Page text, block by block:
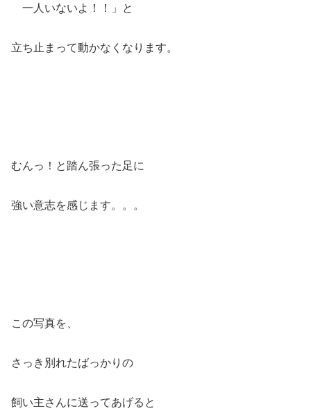
一人いないよ！！」と
立ち止まって動かなくなります。
むんっ！と踏ん張った足に
強い意志を感じます。。。
この写真を、
さっき別れたばっかりの
飼い主さんに送ってあげると